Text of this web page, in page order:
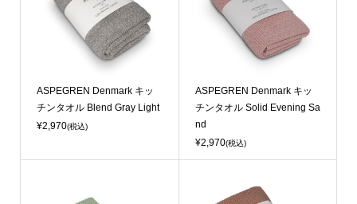
ASPEGREN Denmark キッ
チンタオル Blend Gray Light
¥2,970(税込)
ASPEGREN Denmark キッ
チンタオル Solid Evening Sa
nd
¥2,970(税込)